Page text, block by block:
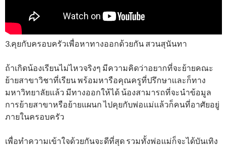
3.คุยกับครอบครัวเพื่อหาทางออกด้วยกัน สวนสุนันทา
ถ้าเกิดน้องเรียนไม่ไหวจริงๆ มีความคิดว่าอยากที่จะย้ายคณะ
ย้ายสาขาวิชาที่เรียน พร้อมหารือคุณครูที่ปรึกษาและก็ทาง
มหาวิทยาลัยแล้ว มีทางออกให้ได้ น้องสามารถที่จะนำข้อมูล
การย้ายสาขาหรือย้ายแผนก ไปคุยกับพ่อแม่แล้วก็คนที่อาศัยอยู่
ภายในครอบครัว
เพื่อทำความเข้าใจด้วยกันจะดีที่สุด รวมทั้งพ่อแม่ก็จะได้บันเทิง